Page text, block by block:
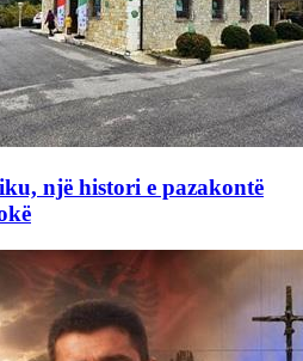
një histori e pazakontë